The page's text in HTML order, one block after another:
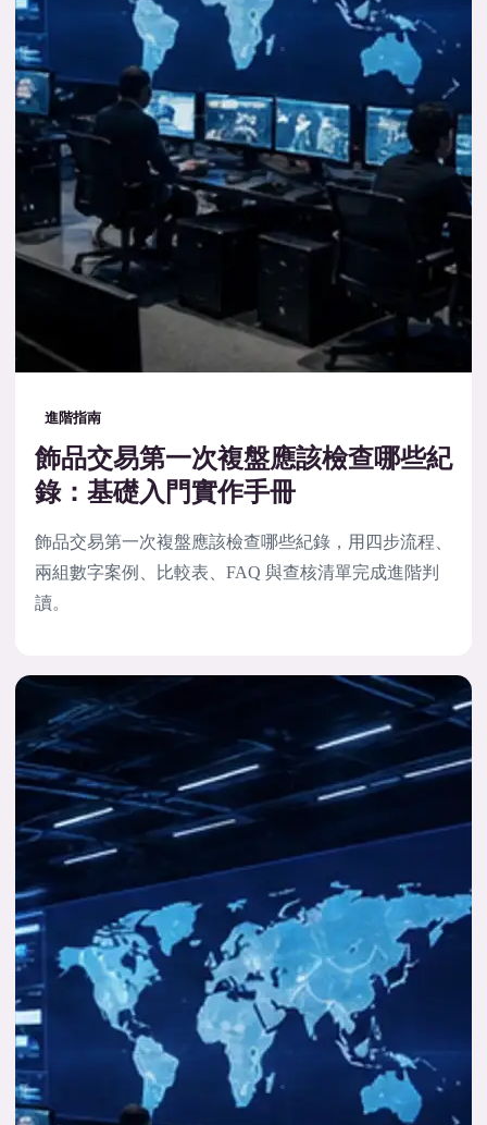
進階指南
飾品交易第一次複盤應該檢查哪些紀
錄：基礎入門實作手冊
飾品交易第一次複盤應該檢查哪些紀錄，用四步流程、
兩組數字案例、比較表、FAQ 與查核清單完成進階判
讀。